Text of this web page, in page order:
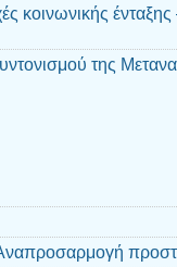
κοινωνικής
της